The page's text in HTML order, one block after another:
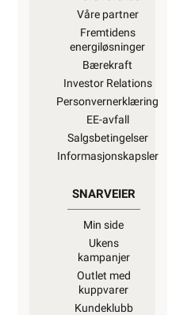
Våre partner
Fremtidens
energiløsninger
Bærekraft
Investor Relations
Personvernerklæring
EE-avfall
Salgsbetingelser
Informasjonskapsler
SNARVEIER
Min side
Ukens
kampanjer
Outlet med
kuppvarer
Kundeklubb